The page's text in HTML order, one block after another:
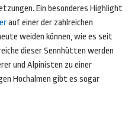
Ein besonderes Highlight
auf einer der zahlreichen
weiden können, wie es seit
dieser Sennhütten werden
und Alpinisten zu einer
Hochalmen gibt es sogar